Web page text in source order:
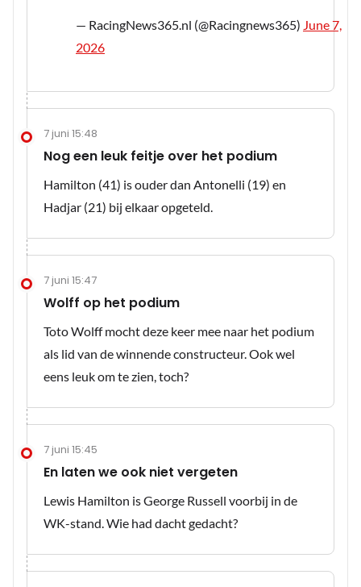
— RacingNews365.nl (@Racingnews365) June 7,
2026
7 juni 15:48
Nog een leuk feitje over het podium
Hamilton (41) is ouder dan Antonelli (19) en
Hadjar (21) bij elkaar opgeteld.
7 juni 15:47
Wolff op het podium
Toto Wolff mocht deze keer mee naar het podium
als lid van de winnende constructeur. Ook wel
eens leuk om te zien, toch?
7 juni 15:45
En laten we ook niet vergeten
Lewis Hamilton is George Russell voorbij in de
WK-stand. Wie had dacht gedacht?